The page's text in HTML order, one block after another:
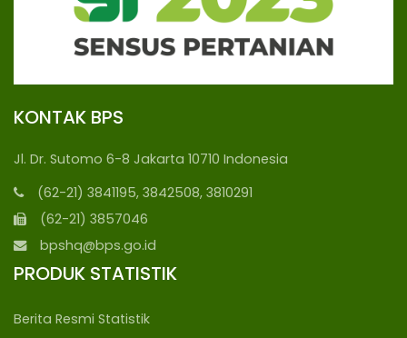
KONTAK BPS
Jl. Dr. Sutomo 6-8 Jakarta 10710 Indonesia
(62-21) 3841195, 3842508, 3810291
(62-21) 3857046
bpshq@bps.go.id
PRODUK STATISTIK
Berita Resmi Statistik